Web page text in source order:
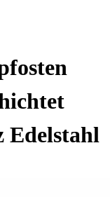
Edelstahl